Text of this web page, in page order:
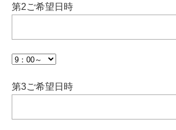
第2ご希望日時
第3ご希望日時